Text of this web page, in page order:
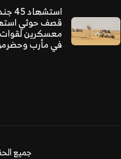
قصف حوثي
معسكرين
في مأرب
جميع